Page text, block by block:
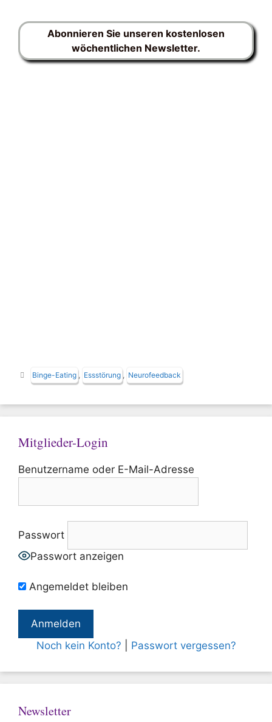
Abonnieren Sie unseren kostenlosen
wöchentlichen Newsletter.
Schlagwörter
Binge-Eating Essstörung Neurofeedback
Mitglieder-Login
Benutzername oder E-Mail-Adresse
Passwort
Passwort anzeigen
Angemeldet bleiben
Noch kein Konto? Passwort vergessen?
Newsletter